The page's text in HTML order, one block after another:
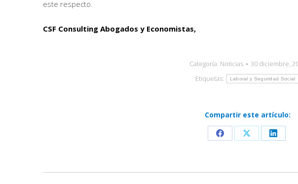
este respecto.
CSF Consulting Abogados y Economistas,
Categoría: Noticias
30 diciembre,
Etiquetas:
Laboral y Seguridad Social
Compartir este artículo:
Share
Facebook
Share
X
Share